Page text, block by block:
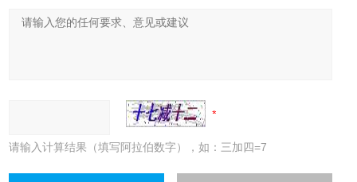
请输入计算结果（填写阿拉伯数字），如：三加四=7